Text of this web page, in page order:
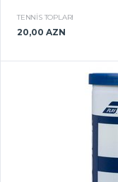
TENNIS TOPLARI
20,00 AZN